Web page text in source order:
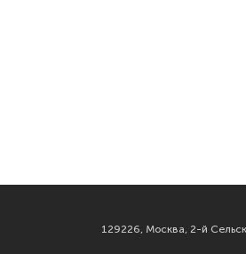
129226, Москва, 2-й